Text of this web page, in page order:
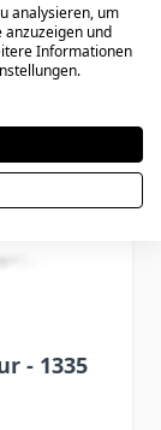
- 1335
analysieren, um
und
Informationen